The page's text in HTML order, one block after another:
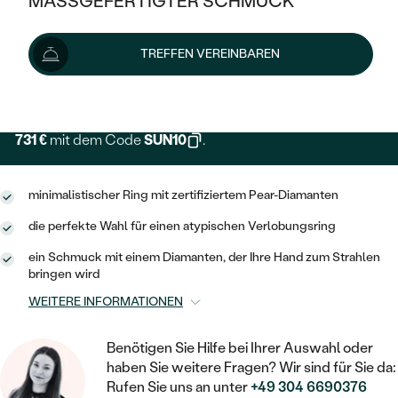
KLASSISCH
MEMOIRE
V-FORM
VINTAGE
AUSSERGEWÖHNLICHE
VON HAND GRAVIERTE
MIT MEHREREN DIAMANTEN
HALO
IM SET
GESTALTE EINEN RING
DIAMANTEN ZUM EINFASSEN
AUSVERKAUF
WENN SCHMUCK HILFT
NACH TYP
OHRRINGE
ANHÄNGER / KETTEN
ARMBÄNDER
SCHMUCKSET
HERRENSCHMUCK
PLATIN
CREOLEN
MINIMALISTISCHE
OHRHÄNGER
HERZ
GOLD
SILBER
ZUR GEBURT EINES KINDES
PERSONALISIERT
MIT STERNZEICHEN
MINIMALISTISCH
AUSVERKAUF
GOLD
PLATIN
NACH STYL
MEMOIRE
MINIMALISTISCHE
TREFFEN VEREINBAREN
812 €
731 € mit dem CodeSUN10 .
minimalistischer Ring mit zertifiziertem Pear-Diamanten
die perfekte Wahl für einen atypischen Verlobungsring
ein Schmuck mit einem Diamanten, der Ihre Hand zum Strahlen
bringen wird
WEITERE INFORMATIONEN
Benötigen Sie Hilfe bei Ihrer Auswahl oder
haben Sie weitere Fragen? Wir sind für Sie da:
Rufen Sie uns an unter+49 304 6690376